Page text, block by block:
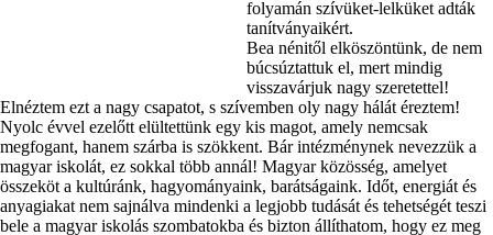
folyamán szívüket-lelküket adták
tanítványaikért.
Bea nénitől elköszöntünk, de nem
búcsúztattuk el, mert mindig
visszavárjuk nagy szeretettel!
Elnéztem ezt a nagy csapatot, s szívemben oly nagy hálát éreztem!
Nyolc évvel ezelőtt elültettünk egy kis magot, amely nemcsak
megfogant, hanem szárba is szökkent. Bár intézménynek nevezzük a
magyar iskolát, ez sokkal több annál! Magyar közösség, amelyet
összeköt a kultúránk, hagyományaink, barátságaink. Időt, energiát és
anyagiakat nem sajnálva mindenki a legjobb tudását és tehetségét teszi
bele a magyar iskolás szombatokba és bizton állíthatom, hogy ez meg